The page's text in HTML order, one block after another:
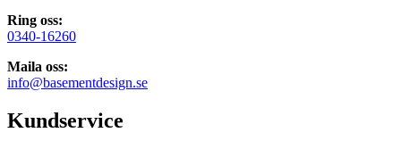
Ring oss:
0340-16260
Maila oss:
info@basementdesign.se
Kundservice